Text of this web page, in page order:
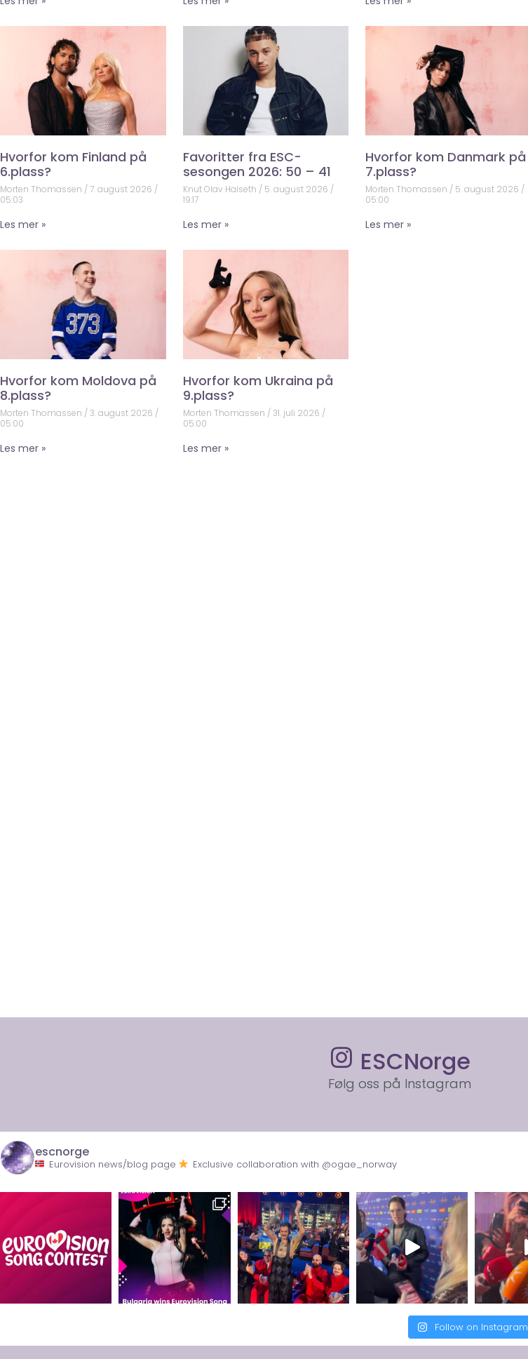
Hvorfor kom Finland på
6.plass?
Morten Thomassen
7. august 2026
05:03
Les mer »
Favoritter fra ESC-
sesongen 2026: 50 – 41
Knut Olav Halseth 5. august 2026
19:17
Les mer »
Hvorfor kom Danmark på
7.plass?
Morten Thomassen
5. august 2026
05:00
Les mer »
Hvorfor kom Moldova på
8.plass?
Morten Thomassen
3. august 2026
05:00
Les mer »
Hvorfor kom Ukraina på
9.plass?
Morten Thomassen 31. juli 2026
05:00
Les mer »
ESCNorge
Følg oss på Instagram
escnorge
Eurovision news/blog page Exclusive collaboration with @ogae_norway
Follow on Instagram